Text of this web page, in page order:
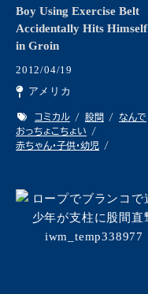
Boy Using Exercise Belt
Accidentally Hits Himself
in Groin
2012/04/19
アメリカ
コミカル 股間
なんで
おっちょこちょい
赤ちゃん・子供・幼児